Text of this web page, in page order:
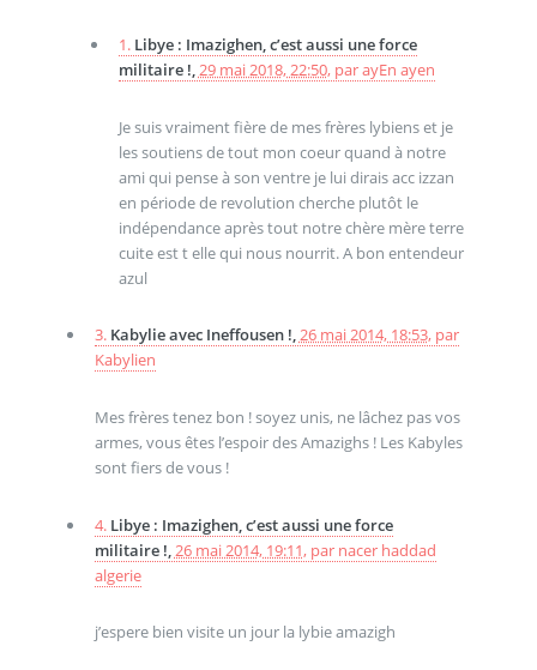
1. Libye : Imazighen, c’est aussi une force
militaire !,29 mai 2018, 22:50, parayEn ayen
Je suis vraiment fière de mes frères lybiens et je
les soutiens de tout mon coeur quand à notre
ami qui pense à son ventre je lui dirais acc izzan
en période de revolution cherche plutôt le
indépendance après tout notre chère mère terre
cuite est t elle qui nous nourrit. A bon entendeur
azul
3. Kabylie avec Ineffousen !,26 mai 2014, 18:53, par
Kabylien
Mes frères tenez bon ! soyez unis, ne lâchez pas vos
armes, vous êtes l’espoir des Amazighs ! Les Kabyles
sont fiers de vous !
4. Libye : Imazighen, c’est aussi une force
militaire !,26 mai 2014, 19:11, par nacer haddad
algerie
j’espere bien visite un jour la lybie amazigh